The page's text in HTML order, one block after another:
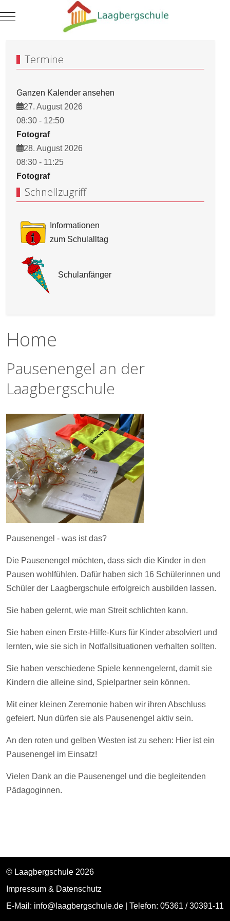
Mobile Menu Toggle
Termine
Ganzen Kalender ansehen
27. August 2026
08:30 - 12:50
Fotograf
28. August 2026
08:30 - 11:25
Fotograf
Schnellzugriff
Informationen
zum Schulalltag
Schulanfänger
Home
Pausenengel an der
Laagbergschule
Pausenengel - was ist das?
Die Pausenengel möchten, dass sich die Kinder in den
Pausen wohlfühlen. Dafür haben sich 16 Schülerinnen und
Schüler der Laagbergschule erfolgreich ausbilden lassen.
Sie haben gelernt, wie man Streit schlichten kann.
Sie haben einen Erste-Hilfe-Kurs für Kinder absolviert und
lernten, wie sie sich in Notfallsituationen verhalten sollten.
Sie haben verschiedene Spiele kennengelernt, damit sie
Kindern die alleine sind, Spielpartner sein können.
Mit einer kleinen Zeremonie haben wir ihren Abschluss
gefeiert. Nun dürfen sie als Pausenengel aktiv sein.
An den roten und gelben Westen ist zu sehen: Hier ist ein
Pausenengel im Einsatz!
Vielen Dank an die Pausenengel und die begleitenden
Pädagoginnen.
© Laagbergschule 2026
Impressum & Datenschutz
E-Mail: info@laagbergschule.de | Telefon: 05361 / 30391-11